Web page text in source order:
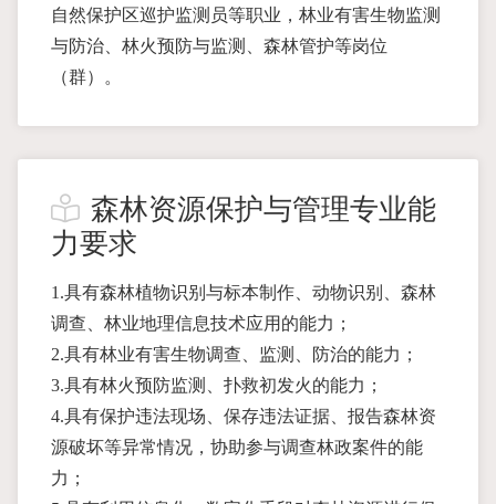
自然保护区巡护监测员等职业，林业有害生物监测
与防治、林火预防与监测、森林管护等岗位
（群）。
森林资源保护与管理专业能
力要求
1.具有森林植物识别与标本制作、动物识别、森林
调查、林业地理信息技术应用的能力；
2.具有林业有害生物调查、监测、防治的能力；
3.具有林火预防监测、扑救初发火的能力；
4.具有保护违法现场、保存违法证据、报告森林资
源破坏等异常情况，协助参与调查林政案件的能
力；